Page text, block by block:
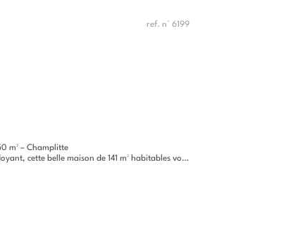
ref. n° 6199
m² – Champlitte
maison de 141 m² habitables vous offre un cadre de vie...